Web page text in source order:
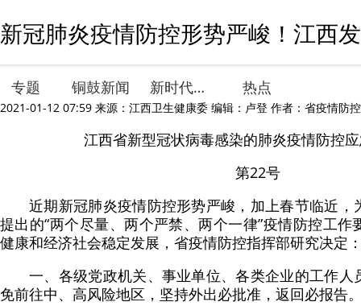
新冠肺炎疫情防控形势严峻！江西
专题 铜鼓新闻 新时代文明实践 热点
2021-01-12 07:59 来源：江西卫生健康委 编辑：卢登 作者：省疫情防
江西省新型冠状病毒感染的肺炎疫情防控
第22号
近期新冠肺炎疫情防控形势严峻，加上春节临近，
提出的“两个尽量、两个严禁、两个一律”疫情防控工
健康和经济社会稳定发展，省疫情防控指挥部研究决定
一、各级党政机关、事业单位、各类企业的工作人
免前往中、高风险地区，坚持外出必批准，返回必报告